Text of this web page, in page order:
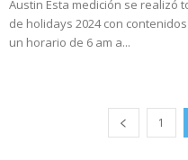
Austin Esta medición se realizó
de holidays 2024 con
un horario de 6 am a...
1